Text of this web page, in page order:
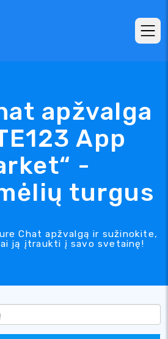
apžvalga
App
-
turgus
Chat apžvalgą ir sužinokite,
ją įtraukti į savo svetainę!